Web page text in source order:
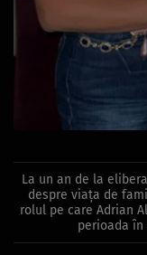
La un an de la
despre viața de
rolul pe care Adrian
perioada în